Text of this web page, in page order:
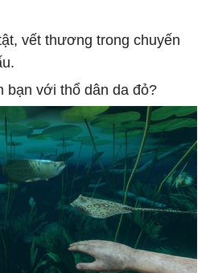
vết thương trong chuyến
bạn với thổ dân da đỏ?